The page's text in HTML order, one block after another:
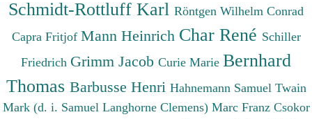
Schmidt-Rottluff Karl Röntgen Wilhelm Conrad
Capra Fritjof Mann Heinrich Char René Schiller
Friedrich Grimm Jacob Curie Marie Bernhard
Thomas Barbusse Henri Hahnemann Samuel Twain
Mark (d. i. Samuel Langhorne Clemens) Marc Franz Csokor